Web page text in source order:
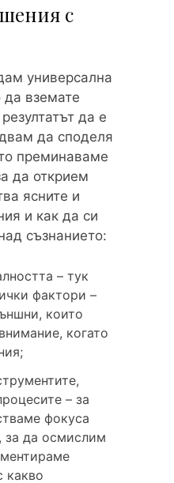
с
универсална
да вземате
да е
да споделя
преминаваме
да открием
ясните и
и как да си
съзнанието:
– тук
фактори –
които
когато
– за
фокуса
за да осмислим
какво